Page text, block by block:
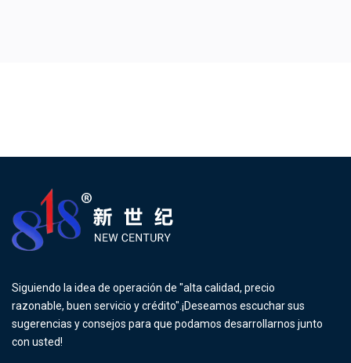
Siguiendo la idea de operación de "alta calidad, precio
razonable, buen servicio y crédito".¡Deseamos escuchar sus
sugerencias y consejos para que podamos desarrollarnos junto
con usted!